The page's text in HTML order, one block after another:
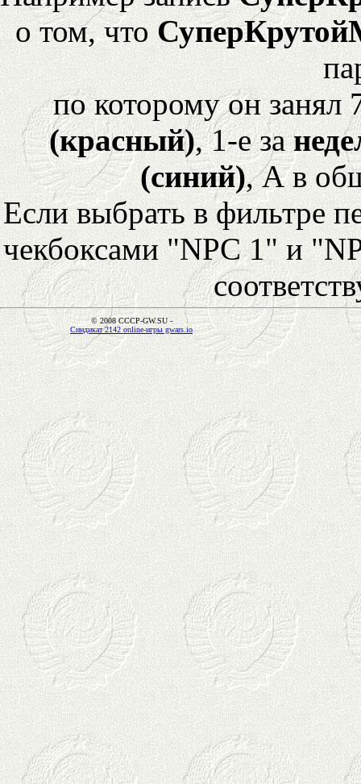
о том, что
по которому он
(красный), 1-е за
(синий), А в
Если выбрать в фильтре
чекбоксами "NPC 1" и
© 2008 CCCP-GW.SU -
Синдикат 2142 online-игры gwars.io